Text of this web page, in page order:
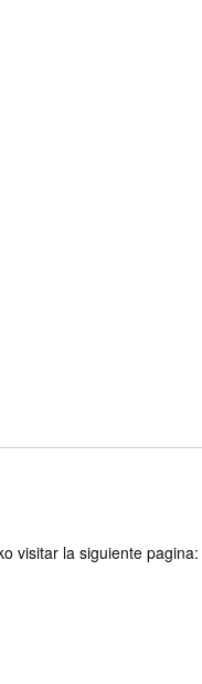
visitar la siguiente pagina: